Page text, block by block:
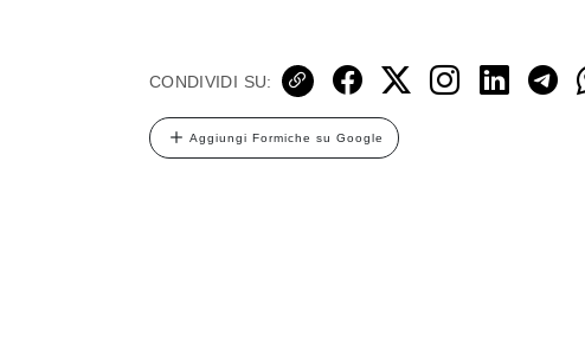
CONDIVIDI SU:
Aggiungi Formiche su Google